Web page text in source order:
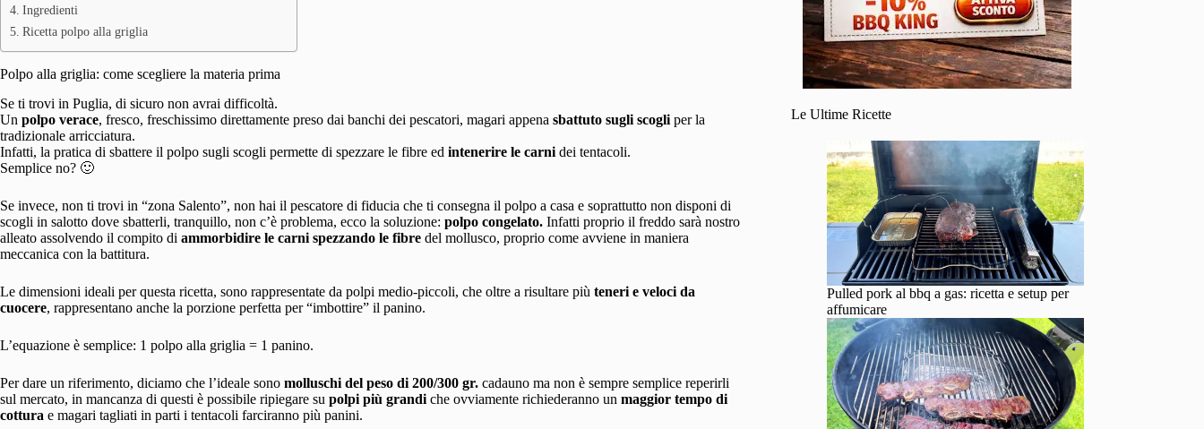
Ingredienti
Ricetta polpo alla griglia
Polpo alla griglia: come scegliere la materia prima
Se ti trovi in Puglia, di sicuro non avrai difficoltà.
Un polpo verace, fresco, freschissimo direttamente preso dai banchi dei pescatori, magari appena sbattuto sugli scogli per la
tradizionale arricciatura.
Infatti, la pratica di sbattere il polpo sugli scogli permette di spezzare le fibre ed intenerire le carni dei tentacoli.
Semplice no? 🙂
Se invece, non ti trovi in “zona Salento”, non hai il pescatore di fiducia che ti consegna il polpo a casa e soprattutto non disponi di
scogli in salotto dove sbatterli, tranquillo, non c’è problema, ecco la soluzione: polpo congelato. Infatti proprio il freddo sarà nostro
alleato assolvendo il compito di ammorbidire le carni spezzando le fibre del mollusco, proprio come avviene in maniera
meccanica con la battitura.
Le dimensioni ideali per questa ricetta, sono rappresentate da polpi medio-piccoli, che oltre a risultare più teneri e veloci da
cuocere, rappresentano anche la porzione perfetta per “imbottire” il panino.
L’equazione è semplice: 1 polpo alla griglia = 1 panino.
Per dare un riferimento, diciamo che l’ideale sono molluschi del peso di 200/300 gr. cadauno ma non è sempre semplice reperirli
sul mercato, in mancanza di questi è possibile ripiegare su polpi più grandi che ovviamente richiederanno un maggior tempo di
cottura e magari tagliati in parti i tentacoli farciranno più panini.
Le Ultime Ricette
Pulled pork al bbq a gas: ricetta e setup per
affumicare